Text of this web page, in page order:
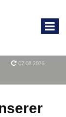
07.08.2026